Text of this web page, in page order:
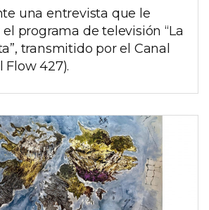
una entrevista que le
programa de televisión “La
transmitido por el Canal
Flow 427).